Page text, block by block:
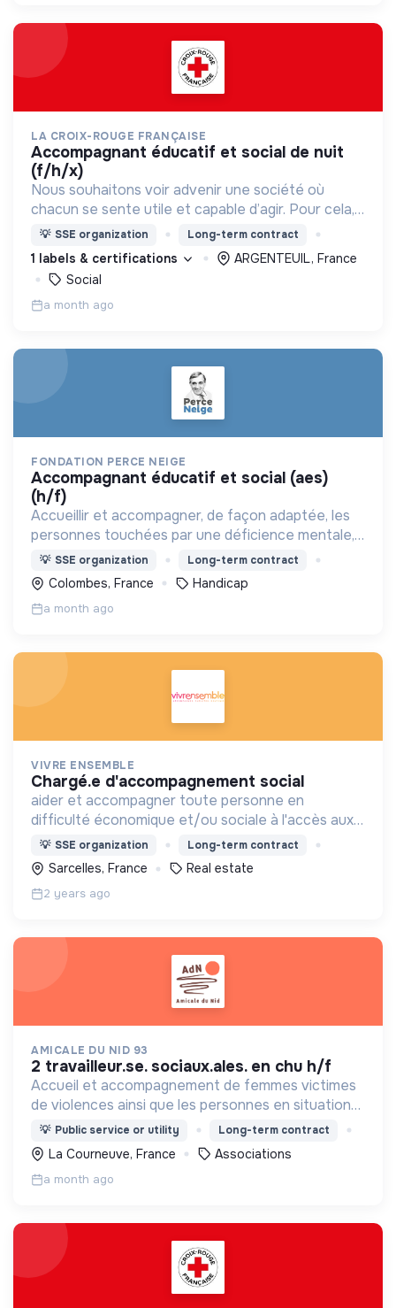
LA CROIX-ROUGE FRANÇAISE
accompagnant éducatif et social de nuit
(f/h/x)
Nous souhaitons voir advenir une société où
chacun se sente utile et capable d’agir. Pour cela,
nous proposons des moyens et des lieux
d’engagement innovants et adaptés à tous.
💡 SSE organization Long-term contract
1 labels & certifications
ARGENTEUIL, France
Social
a month ago
FONDATION PERCE NEIGE
accompagnant éducatif et social (aes)
(h/f)
Accueillir et accompagner, de façon adaptée, les
personnes touchées par une déficience mentale,
un handicap physique ou psychique
💡 SSE organization Long-term contract
Colombes, France Handicap
a month ago
VIVRE ENSEMBLE
chargé.e d'accompagnement social
aider et accompagner toute personne en
difficulté économique et/ou sociale à l'accès aux
droits et à l'information relatifs au logement, à
l'insertion sociale et professionnelle
💡 SSE organization Long-term contract
Sarcelles, France Real estate
2 years ago
AMICALE DU NID 93
2 travailleur.se. sociaux.ales. en chu h/f
Accueil et accompagnement de femmes victimes
de violences ainsi que les personnes en situation
de grande précarité, dans une démarche fondée
sur le respect, la solidarité et l’inclusion.
💡 Public service or utility Long-term contract
La Courneuve, France Associations
a month ago